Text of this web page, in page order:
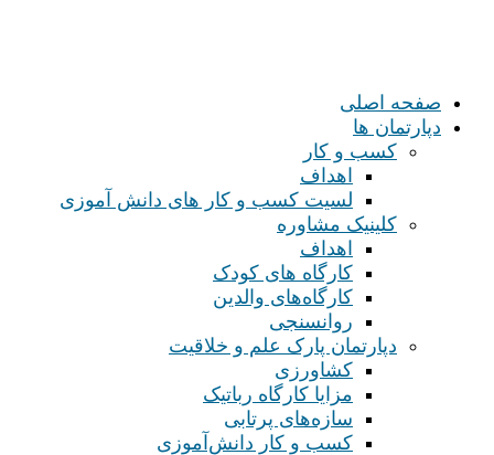
صفحه اصلی
دپارتمان ها
کسب و کار
اهداف
لسیت کسب و کار های دانش آموزی
کلینیک مشاوره
اهداف
کارگاه های کودک
کارگاه‌های والدین
روانسنجی
دپارتمان پارک علم و خلاقیت
کشاورزی
مزایا کارگاه رباتیک
سازه‌های پرتابی
کسب و کار دانش‌آموزی